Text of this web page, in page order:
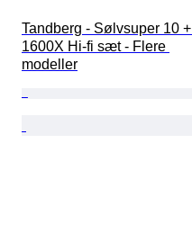
Tandberg - Sølvsuper 10 +
1600X Hi-fi sæt - Flere
modeller